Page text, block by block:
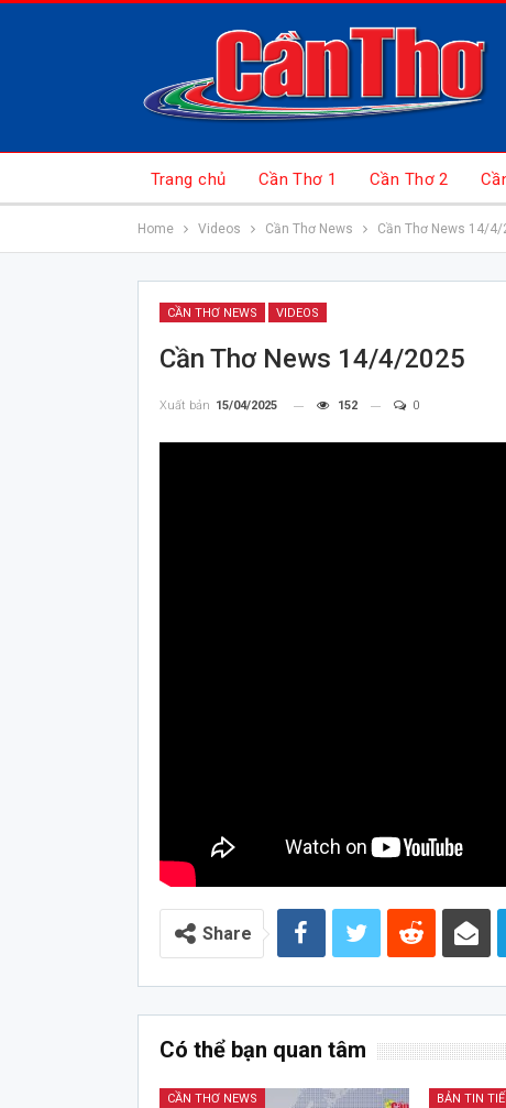
Trang chủ Cần Thơ 1 Cần Thơ 2
Home Videos Cần Thơ News Cần Thơ News 14/4/
CẦN THƠ NEWS VIDEOS
Cần Thơ News 14/4/2025
Xuất bản 15/04/2025 152 0
Share
Có thể bạn quan tâm
CẦN THƠ NEWS BẢN TIN